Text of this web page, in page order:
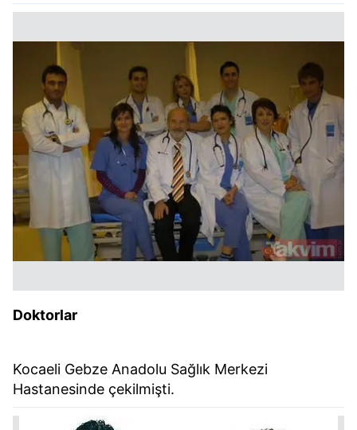
Doktorlar
Kocaeli Gebze Anadolu Sağlık Merkezi
Hastanesinde çekilmişti.